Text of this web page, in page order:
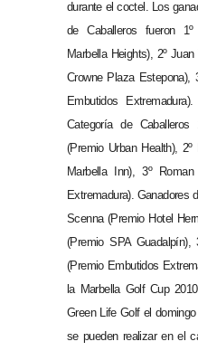
durante el coctel. Los
de Caballeros fueron
Marbella Heights), 2º
Crowne Plaza Estepona),
Embutidos
Categoría de
(Premio Urban Health),
Marbella Inn), 3º
Extremadura). Ganadores
Scenna (Premio Hotel
(Premio SPA Guadalpín),
(Premio Embutidos
la Marbella Golf Cup
Green Life Golf el
se pueden realizar en el